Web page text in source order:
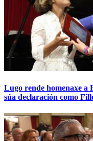
Lugo rende homenaxe a
súa declaración como